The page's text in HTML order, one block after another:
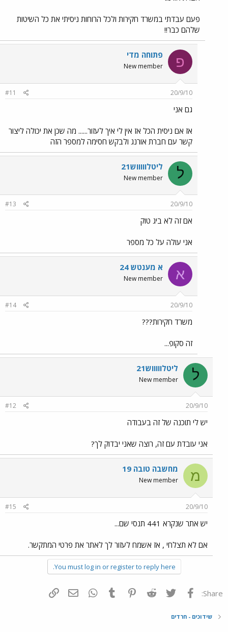
פעם עבדתי במשרד חקירות ולכל הרוחות ניסיתי את כל השיטות
שלהם כבר!!
פ פתוחה מדי
New member
20/9/10
#11
גם אני
אז אם ניסית הכל אז אין לי איך לעזור...... מה שכן את יכולה ליצור
קשר עם חברת אורנג ולבקש חסימה למספר הזה
ל ליטלוווווש21
New member
20/9/10
#13
אם זה לא ביג טוק
אני עולה על כל מספר
א א מענטש 24
New member
20/9/10
#14
משרד חקירות???
זה סקופ...
ל ליטלוווווש21
New member
20/9/10
#12
יש לי תוכנה של זה בעבודה
אני עובדת עם זה, רוצה שאני יבדוק לך?
מ מחשבה טובה 19
New member
20/9/10
#15
יש אתר שנקרא 441 תנסי שם...
אם לא תצלחי , אז אשמח לעזור לך לאתר את פרטי המתקשר.
You must log in or register to reply here.
Share: פייסבוק Twitter
Reddit
Pinterest
Tumblr
WhatsAppדואר אלקטרוני
שידוכים - חרדים